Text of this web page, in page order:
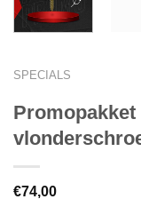
SPECIALS
€74,00